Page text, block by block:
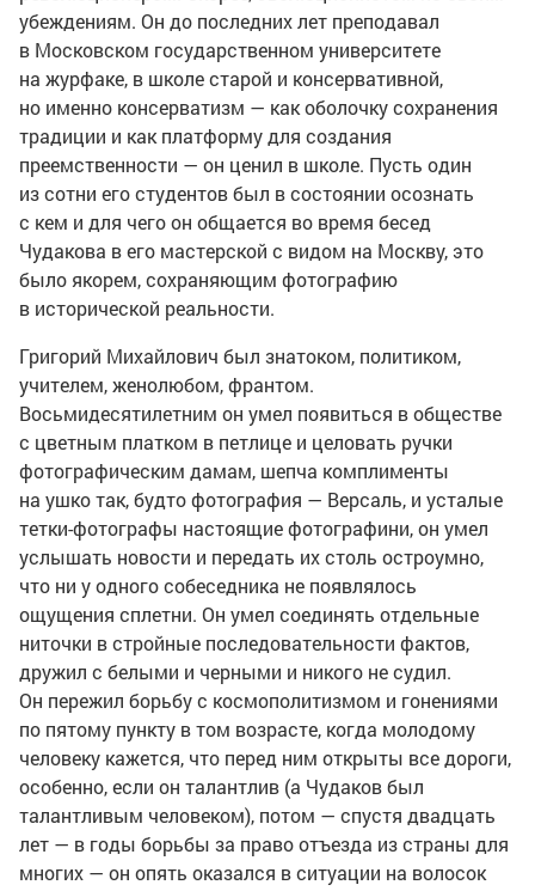
убеждениям. Он до последних лет преподавал
в Московском государственном университете
на журфаке, в школе старой и консервативной,
но именно консерватизм — как оболочку сохранения
традиции и как платформу для создания
преемственности — он ценил в школе. Пусть один
из сотни его студентов был в состоянии осознать
с кем и для чего он общается во время бесед
Чудакова в его мастерской с видом на Москву, это
было якорем, сохраняющим фотографию
в исторической реальности.
Григорий Михайлович был знатоком, политиком,
учителем, женолюбом, франтом.
Восьмидесятилетним он умел появиться в обществе
с цветным платком в петлице и целовать ручки
фотографическим дамам, шепча комплименты
на ушко так, будто фотография — Версаль, и усталые
тетки-фотографы настоящие фотографини, он умел
услышать новости и передать их столь остроумно,
что ни у одного собеседника не появлялось
ощущения сплетни. Он умел соединять отдельные
ниточки в стройные последовательности фактов,
дружил с белыми и черными и никого не судил.
Он пережил борьбу с космополитизмом и гонениями
по пятому пункту в том возрасте, когда молодому
человеку кажется, что перед ним открыты все дороги,
особенно, если он талантлив (а Чудаков был
талантливым человеком), потом — спустя двадцать
лет — в годы борьбы за право отъезда из страны для
многих — он опять оказался в ситуации на волосок